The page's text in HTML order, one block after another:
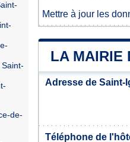
Mettre à jour les
LA MAIRIE
Adresse de Saint-
Téléphone de
de-